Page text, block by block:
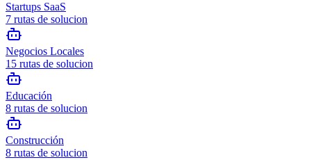
Startups SaaS
7 rutas de solucion
Negocios Locales
15 rutas de solucion
Educación
8 rutas de solucion
Construcción
8 rutas de solucion